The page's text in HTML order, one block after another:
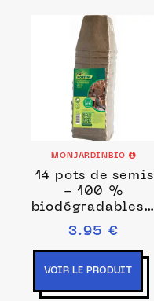
MONJARDINBIO
14 pots de semis
- 100 %
biodégradables -
8 x 8 cm
3.95 €
VOIR LE PRODUIT